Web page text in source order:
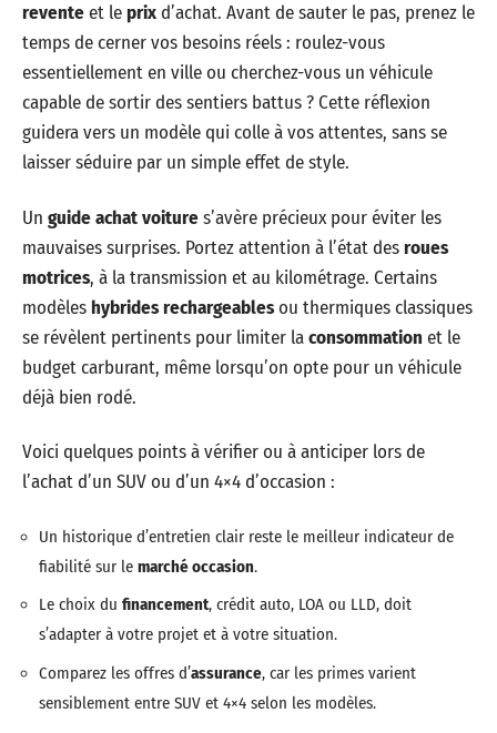
reventeet leprixd’achat. Avant de sauter le pas, prenez le
temps de cerner vos besoins réels : roulez-vous
essentiellement en ville ou cherchez-vous un véhicule
capable de sortir des sentiers battus ? Cette réflexion
guidera vers un modèle qui colle à vos attentes, sans se
laisser séduire par un simple effet de style.
Un guide achat voitures’avère précieux pour éviter les
mauvaises surprises. Portez attention à l’état desroues
motrices, à la transmission et au kilométrage. Certains
modèleshybrides rechargeablesou thermiques classiques
se révèlent pertinents pour limiter laconsommation et le
budget carburant, même lorsqu’on opte pour un véhicule
déjà bien rodé.
Voici quelques points à vérifier ou à anticiper lors de
l’achat d’un SUV ou d’un 4×4 d’occasion :
Un historique d’entretien clair reste le meilleur indicateur de
fiabilité sur le marché occasion.
Le choix du financement, crédit auto, LOA ou LLD, doit
s’adapter à votre projet et à votre situation.
Comparez les offres d’assurance, car les primes varient
sensiblement entre SUV et 4×4 selon les modèles.